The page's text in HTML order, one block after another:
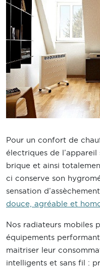
Pour un confort de
électriques de
brique et ainsi
ci conserve son
sensation
douce, agréable et
Nos radiateurs mobiles
équipements
maitriser leur
intelligents et sans fil :